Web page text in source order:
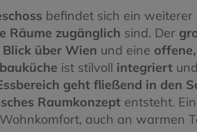
befindet sich ein weiterer
Räume zugänglich sind. Der
Blick über Wien und eine
ist stilvoll integriert
geht fließend in den
Raumkonzept entsteht.
auch an warmen